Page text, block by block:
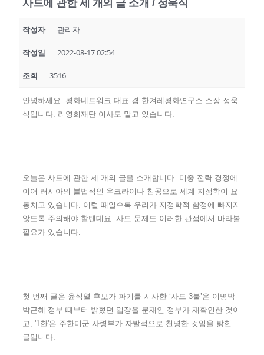
사드에 관한 세 개의 글 소개 / 정욱식
작성자 관리자
작성일 2022-08-17 02:54
조회 3516
안녕하세요. 평화네트워크 대표 겸 한겨레평화연구소 소장 정욱
식입니다. 리영희재단 이사도 맡고 있습니다.
오늘은 사드에 관한 세 개의 글을 소개합니다. 미중 전략 경쟁에
이어 러시아의 불법적인 우크라이나 침공으로 세계 지정학이 요
동치고 있습니다. 이럴 때일수록 우리가 지정학적 함정에 빠지지
않도록 주의해야 할텐데요. 사드 문제도 이러한 관점에서 바라볼
필요가 있습니다.
첫 번째 글은 윤석열 후보가 파기를 시사한 ‘사드 3불’은 이명박-
박근혜 정부 때부터 밝혔던 입장을 문재인 정부가 재확인한 것이
고, '1한'은 주한미군 사령부가 자발적으로 천명한 것임을 밝힌
글입니다.